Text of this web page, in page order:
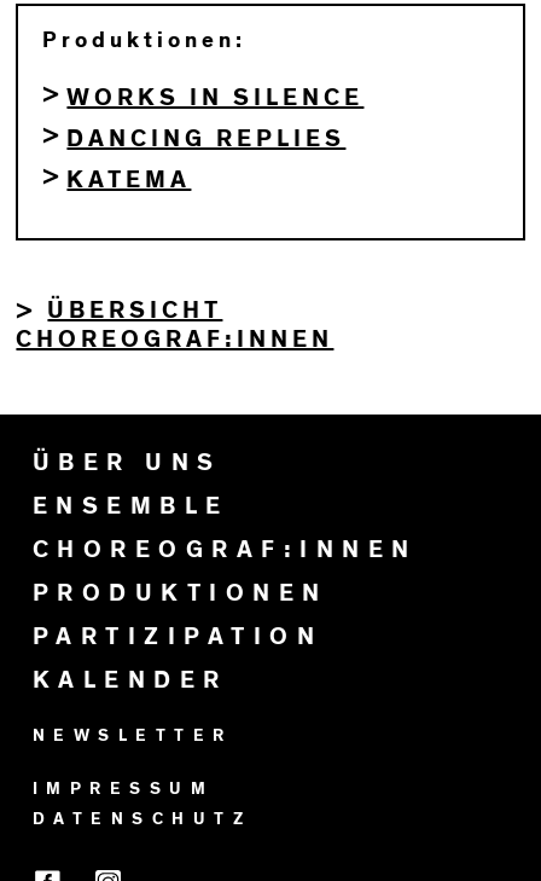
Produktionen:
WORKS IN SILENCE
DANCING REPLIES
KATEMA
> ÜBERSICHT
CHOREOGRAF:INNEN
ÜBER UNS
ENSEMBLE
CHOREOGRAF:INNEN
PRODUKTIONEN
PARTIZIPATION
KALENDER
NEWSLETTER
IMPRESSUM
DATENSCHUTZ